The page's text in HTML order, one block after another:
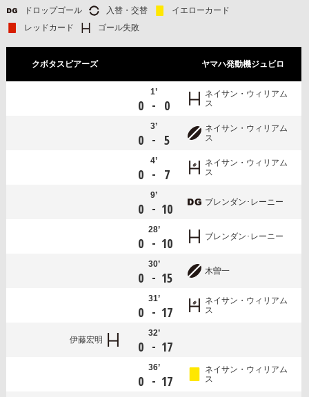
ドロップゴール
入替・交替
イエローカード
レッドカード
ゴール失敗
クボタスピアーズ ヤマハ発動機ジュビロ
1’
0 - 0
ネイサン・ウィリアム
ス
3’
0 - 5
ネイサン・ウィリアム
ス
4’
0 - 7
ネイサン・ウィリアム
ス
9’
0 - 10 ブレンダン･レーニー
28’
0 - 10 ブレンダン･レーニー
30’
0 - 15 木曽一
31’
0 - 17
ネイサン・ウィリアム
ス
伊藤宏明
32’
0 - 17
36’
0 - 17
ネイサン・ウィリアム
ス